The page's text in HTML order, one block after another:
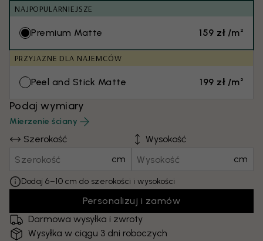
NAJPOPULARNIEJSZE
Premium Matte 159 zł /m²
PRZYJAZNE DLA NAJEMCÓW
Peel and Stick Matte 199 zł /m²
Podaj wymiary
Mierzenie ściany
Szerokość
cm
Wysokość
cm
Dodaj 6–10 cm do szerokości i wysokości
Personalizuj i zamów
Darmowa wysyłka i zwroty
Wysyłka w ciągu 3 dni roboczych